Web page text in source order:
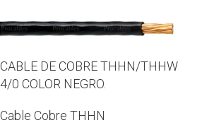
CABLE DE COBRE THHN/THHW
4/0 COLOR NEGRO.
Cable Cobre THHN